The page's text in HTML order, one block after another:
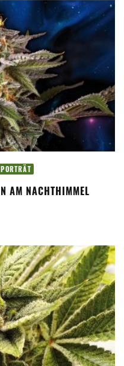
AM NACHTHIMMEL